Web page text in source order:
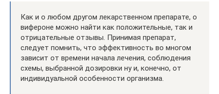
Как и о любом другом лекарственном препарате, о
вифероне можно найти как положительные, так и
отрицательные отзывы. Принимая препарат,
следует помнить, что эффективность во многом
зависит от времени начала лечения, соблюдения
схемы, выбранной дозировки ну и, конечно, от
индивидуальной особенности организма.